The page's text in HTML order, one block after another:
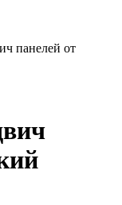
панелей от